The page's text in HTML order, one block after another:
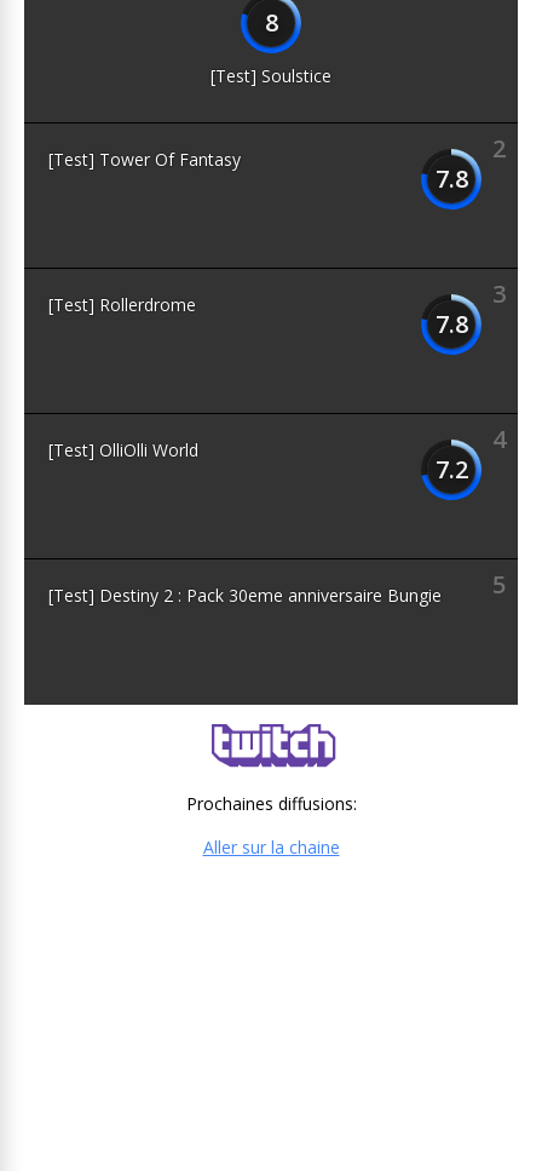
8
[Test] Soulstice
2
7.8
[Test] Tower Of Fantasy
3
7.8
[Test] Rollerdrome
4
7.2
[Test] OlliOlli World
5
[Test] Destiny 2 : Pack 30eme anniversaire Bungie
Prochaines diffusions:
Aller sur la chaine